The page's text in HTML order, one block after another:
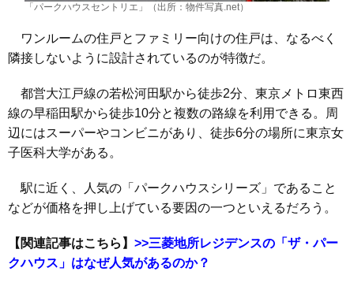
「パークハウスセントリエ」（出所：物件写真.net）
ワンルームの住戸とファミリー向けの住戸は、なるべく
隣接しないように設計されているのが特徴だ。
都営大江戸線の若松河田駅から徒歩2分、東京メトロ東西
線の早稲田駅から徒歩10分と複数の路線を利用できる。周
辺にはスーパーやコンビニがあり、徒歩6分の場所に東京女
子医科大学がある。
駅に近く、人気の「パークハウスシリーズ」であること
などが価格を押し上げている要因の一つといえるだろう。
【関連記事はこちら】 >>三菱地所レジデンスの「ザ・パー
クハウス」はなぜ人気があるのか？